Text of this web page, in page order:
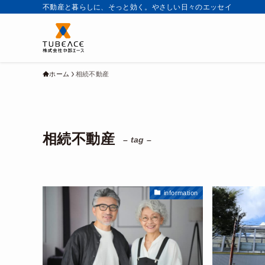
不動産と暮らしに、そっと効く。やさしい日々のエッセイ
ホーム 相続不動産
相続不動産 – tag –
information